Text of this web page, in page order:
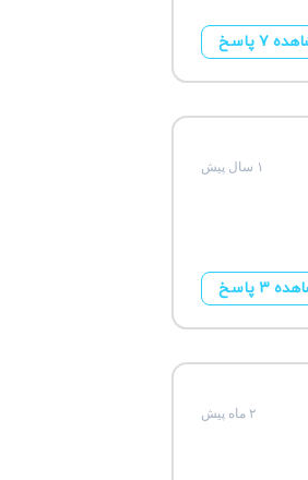
۷ پاسخ
۱ سال پیش
۳ پاسخ
۲ ماه پیش